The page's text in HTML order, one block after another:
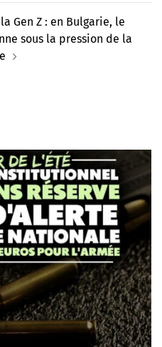
Gen Z : en Bulgarie, le
sous la pression de la